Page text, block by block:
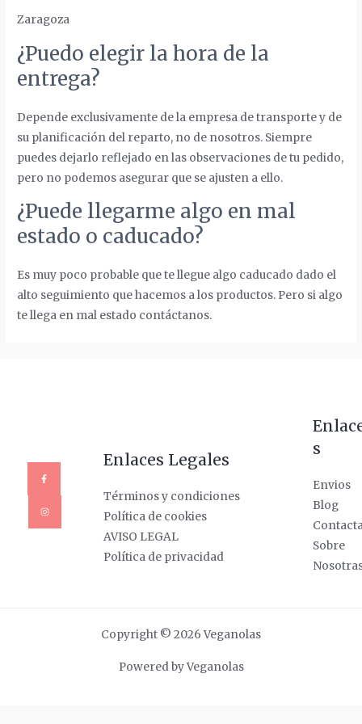
Zaragoza
¿Puedo elegir la hora de la
entrega?
Depende exclusivamente de la empresa de transporte y de
su planificación del reparto, no de nosotros. Siempre
puedes dejarlo reflejado en las observaciones de tu pedido,
pero no podemos asegurar que se ajusten a ello.
¿Puede llegarme algo en mal
estado o caducado?
Es muy poco probable que te llegue algo caducado dado el
alto seguimiento que hacemos a los productos. Pero si algo
te llega en mal estado contáctanos.
Enlaces Legales
Términos y condiciones
Política de cookies
AVISO LEGAL
Política de privacidad
s
Envios
Blog
Sobre
Copyright © 2026 Veganolas
Powered by Veganolas